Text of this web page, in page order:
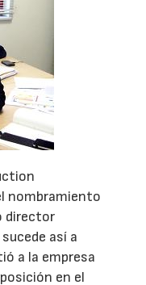
nombramiento
director
así a
a la empresa
en el